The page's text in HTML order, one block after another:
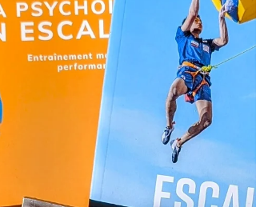
participez au projet participatif sur Ulule
pour soutenir l’impression locale et la
mobilité douce en montagne.